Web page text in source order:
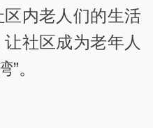
内老人们的生活
社区成为老年人
。